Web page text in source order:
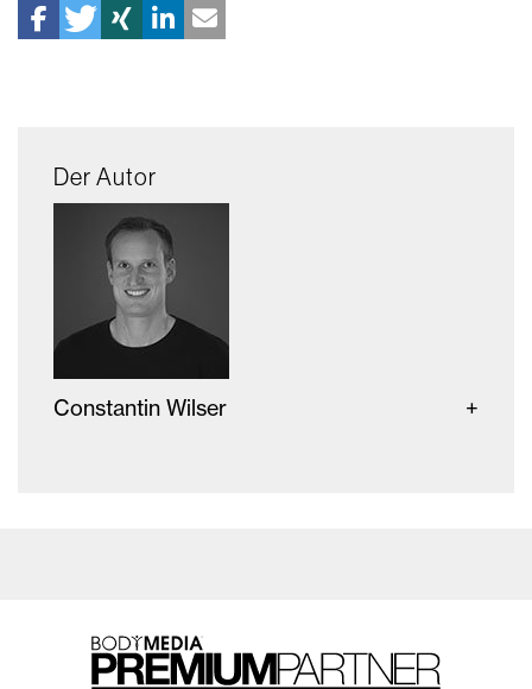
Der Autor
Constantin Wilser